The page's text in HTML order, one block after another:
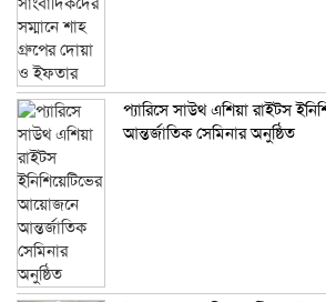
প্যারিসে সাউথ এশিয়া রাইটস
আন্তর্জাতিক সেমিনার অনুষ্ঠিত